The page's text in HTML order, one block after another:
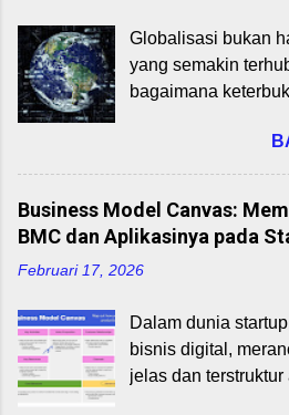
Globalisasi bukan
yang semakin
bagaimana
Dalam konteks ini,
internasional dan
memainkan peran
mempercepat
transfer teknologi,
kerja. Perdagangan
internasional
jasa antarnegara.
perdagangan
Business Model Canvas:
BMC dan Aplikasinya pada
Februari 17, 2026
Dalam dunia
bisnis digital,
jelas dan